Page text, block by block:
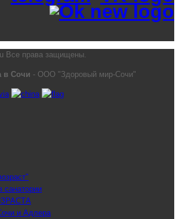
Все права защищены.
в Сочи - ООО "Здоровый мир-Сочи"
санатории
и Адлера